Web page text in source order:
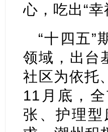
心，吃出“幸
“十四五”
领域，出台
社区为依托
11月底，
张、护理